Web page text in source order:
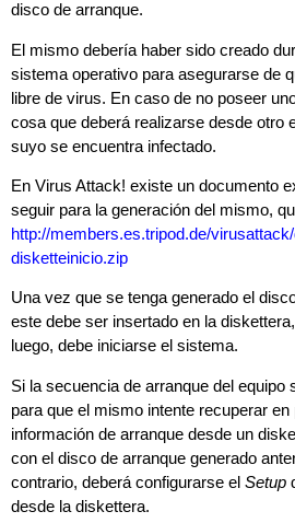
disco de arranque.
El mismo debería haber sido creado
sistema operativo para asegurarse de
libre de virus. En caso de no poseer
cosa que deberá realizarse desde otro
suyo se encuentra infectado.
En Virus Attack! existe un documento
seguir para la generación del mismo,
http://members.es.tripod.de/
disketteinicio.zip
Una vez que se tenga generado el
este debe ser insertado en la
luego, debe iniciarse el sistema.
Si la secuencia de arranque del equipo
para que el mismo intente recuperar
información de arranque desde un
con el disco de arranque generado
contrario, deberá configurarse el Setup
desde la diskettera.